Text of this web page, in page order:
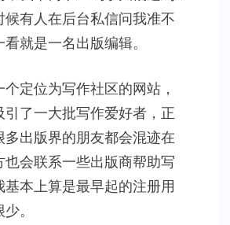
没
做
书
的
准
备
候有人在后台私信问我准不
就是一名出版编辑。
定位为写作社区的网站，
引了一大批写作爱好者，正
多出版界的朋友都会混迹在
也会联系一些出版商帮助写
基本上算是最早起的注册用
。